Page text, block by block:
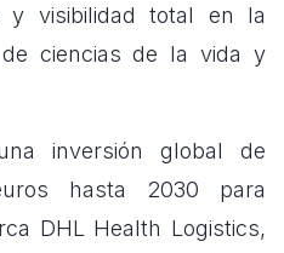
y visibilidad total en la
ciencias de la vida y
inversión global de
hasta 2030 para
DHL Health Logistics,